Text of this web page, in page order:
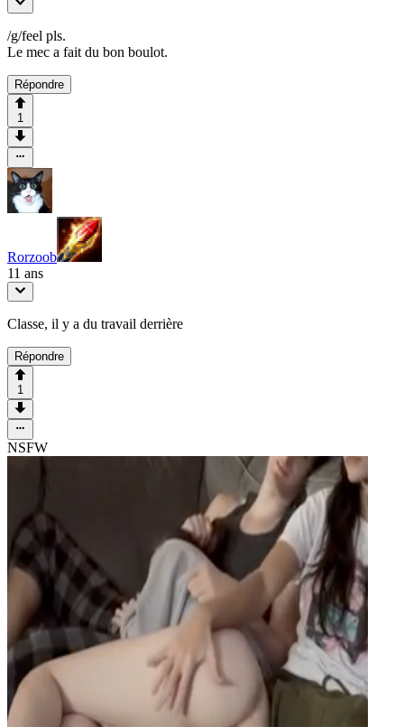
/g/feel pls.
Le mec a fait du bon boulot.
Répondre
1
Rorzoob
11 ans
Classe, il y a du travail derrière
Répondre
1
NSFW